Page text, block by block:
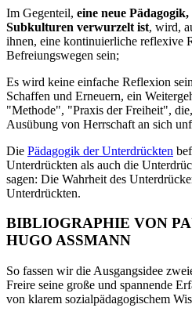
Im Gegenteil, eine neue
Subkulturen verwurzelt ist, wird,
ihnen, eine kontinuierliche reflexive
Befreiungswegen sein;
Es wird keine einfache Reflexion
Schaffen und Erneuern, ein
"Methode", "Praxis der Freiheit",
Ausübung von Herrschaft an sich
Die Pädagogik der Unterdrückten
Unterdrückten als auch die
sagen: Die Wahrheit des
Unterdrückten.
BIBLIOGRAPHIE VON
HUGO ASSMANN
So fassen wir die Ausgangsidee
Freire seine große und spannende
von klarem sozialpädagogischem